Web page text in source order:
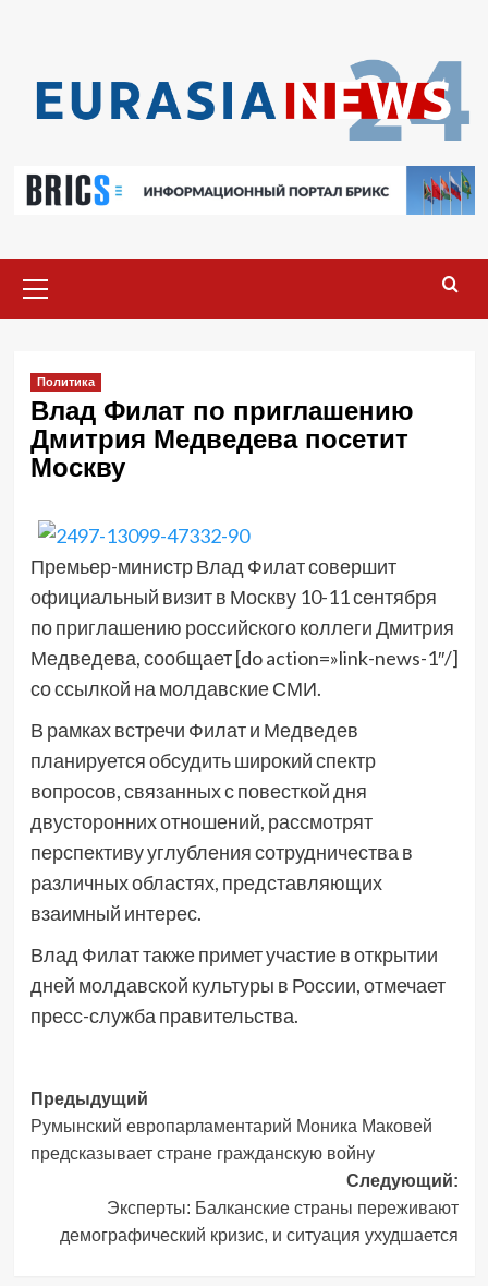
меню
Политика
Влад Филат по приглашению
Дмитрия Медведева посетит
Москву
Премьер-министр Влад Филат совершит
официальный визит в Москву 10-11 сентября
по приглашению российского коллеги Дмитрия
Медведева, сообщает [do action=»link-news-1″/]
со ссылкой на молдавские СМИ.
В рамках встречи Филат и Медведев
планируется обсудить широкий спектр
вопросов, связанных с повесткой дня
двусторонних отношений, рассмотрят
перспективу углубления сотрудничества в
различных областях, представляющих
взаимный интерес.
Влад Филат также примет участие в открытии
дней молдавской культуры в России, отмечает
пресс-служба правительства.
Навигация
записи
Предыдущий
Румынский европарламентарий Моника Маковей
предсказывает стране гражданскую войну
Следующий:
Эксперты: Балканские страны переживают
демографический кризис, и ситуация ухудшается